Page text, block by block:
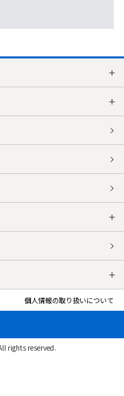
個人情報の取り扱いについて
rights reserved.